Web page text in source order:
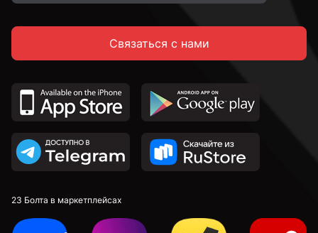
Связаться с нами
23 Болта в маркетплейсах